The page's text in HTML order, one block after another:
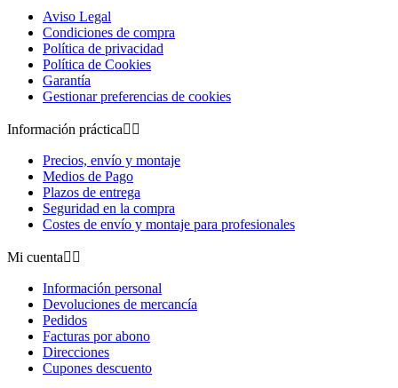
Aviso Legal
Condiciones de compra
Política de privacidad
Política de Cookies
Garantía
Gestionar preferencias de cookies
Información práctica 
Precios, envío y montaje
Medios de Pago
Plazos de entrega
Seguridad en la compra
Costes de envío y montaje para profesionales
Mi cuenta 
Información personal
Devoluciones de mercancía
Pedidos
Facturas por abono
Direcciones
Cupones descuento